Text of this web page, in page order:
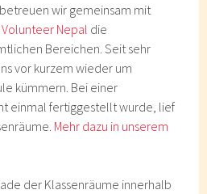
wir gemeinsam mit
Nepal die
Bereichen. Seit sehr
vor kurzem wieder um
kümmern. Bei einer
einmal fertiggestellt wurde, lief
Mehr dazu in unserem
der Klassenräume innerhalb